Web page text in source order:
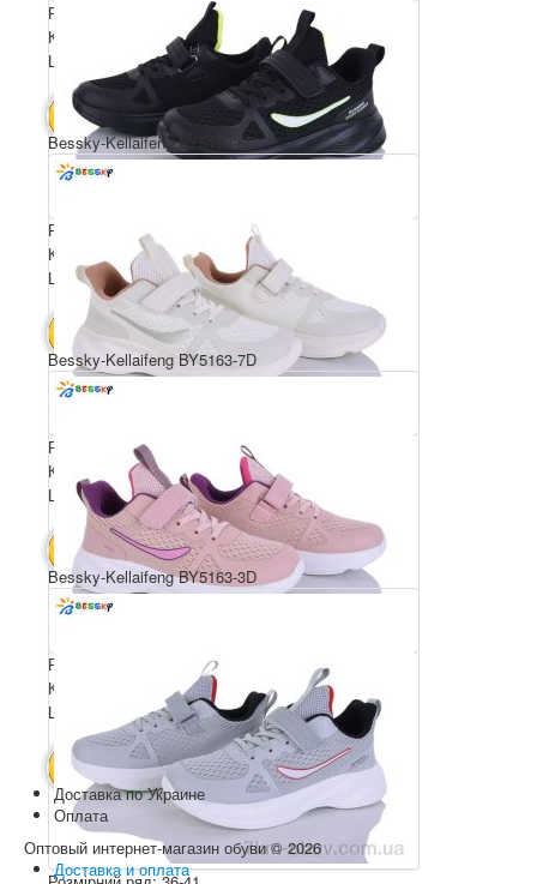
Розмірний ряд: 36-41
Комплектація ящика: 8
Ціна за пару: 650 грн.
В КОШИК 5200 грн.
Розмірний ряд: 36-41
Комплектація ящика: 8
Ціна за пару: 650 грн.
В КОШИК 5200 грн.
Bessky-Kellaifeng BY5163-6D
Розмірний ряд: 36-41
Комплектація ящика: 8
Ціна за пару: 650 грн.
В КОШИК 5200 грн.
Bessky-Kellaifeng BY5163-7D
Розмірний ряд: 36-41
Комплектація ящика: 8
Ціна за пару: 650 грн.
В КОШИК 5200 грн.
Bessky-Kellaifeng BY5163-3D
Доставка по Украине
Оплата
Оптовый интернет-магазин обуви © 2026
Доставка и оплата